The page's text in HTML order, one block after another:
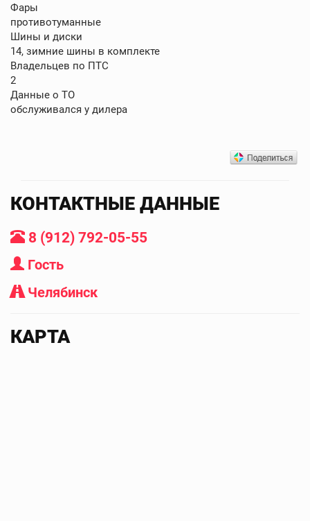
Фары
противотуманные
Шины и диски
14, зимние шины в комплекте
Владельцев по ПТС
2
Данные о ТО
обслуживался у дилера
КОНТАКТНЫЕ ДАННЫЕ
8 (912) 792-05-55
Гость
Челябинск
КАРТА